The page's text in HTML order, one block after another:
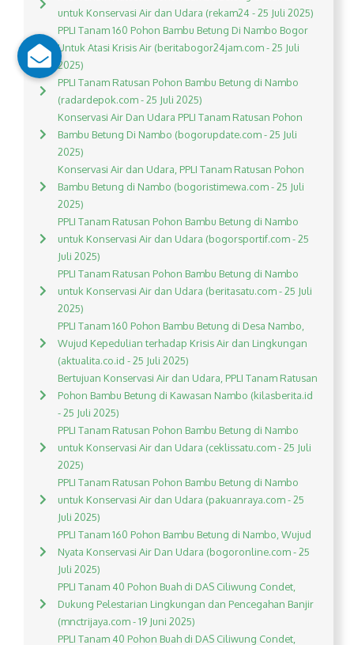
untuk Konservasi Air dan Udara (rekam24 - 25 Juli 2025)
PPLI Tanam 160 Pohon Bambu Betung Di Nambo Bogor
Untuk Atasi Krisis Air (beritabogor24jam.com - 25 Juli
2025)
PPLI Tanam Ratusan Pohon Bambu Betung di Nambo
(radardepok.com - 25 Juli 2025)
Konservasi Air Dan Udara PPLI Tanam Ratusan Pohon
Bambu Betung Di Nambo (bogorupdate.com - 25 Juli
2025)
Konservasi Air dan Udara, PPLI Tanam Ratusan Pohon
Bambu Betung di Nambo (bogoristimewa.com - 25 Juli
2025)
PPLI Tanam Ratusan Pohon Bambu Betung di Nambo
untuk Konservasi Air dan Udara (bogorsportif.com - 25
Juli 2025)
PPLI Tanam Ratusan Pohon Bambu Betung di Nambo
untuk Konservasi Air dan Udara (beritasatu.com - 25 Juli
2025)
PPLI Tanam 160 Pohon Bambu Betung di Desa Nambo,
Wujud Kepedulian terhadap Krisis Air dan Lingkungan
(aktualita.co.id - 25 Juli 2025)
Bertujuan Konservasi Air dan Udara, PPLI Tanam Ratusan
Pohon Bambu Betung di Kawasan Nambo (kilasberita.id
- 25 Juli 2025)
PPLI Tanam Ratusan Pohon Bambu Betung di Nambo
untuk Konservasi Air dan Udara (ceklissatu.com - 25 Juli
2025)
PPLI Tanam Ratusan Pohon Bambu Betung di Nambo
untuk Konservasi Air dan Udara (pakuanraya.com - 25
Juli 2025)
PPLI Tanam 160 Pohon Bambu Betung di Nambo, Wujud
Nyata Konservasi Air Dan Udara (bogoronline.com - 25
Juli 2025)
PPLI Tanam 40 Pohon Buah di DAS Ciliwung Condet,
Dukung Pelestarian Lingkungan dan Pencegahan Banjir
(mnctrijaya.com - 19 Juni 2025)
PPLI Tanam 40 Pohon Buah di DAS Ciliwung Condet,